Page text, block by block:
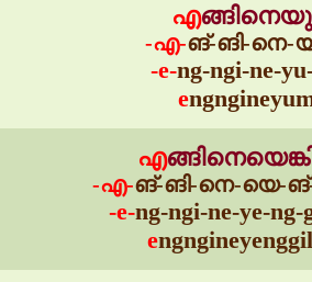
എ
-എ-ങ്-ങി-നെ-
-e-ng-ngi-ne-
e
എ
-എ-ങ്-ങി-നെ-യെ-
-e-ng-ngi-ne-ye-ng-
e